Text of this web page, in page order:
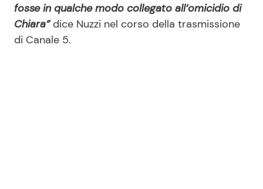
fosse in qualche modo collegato all’omicidio di
Chiara”dice Nuzzi nel corso della trasmissione
di Canale 5.